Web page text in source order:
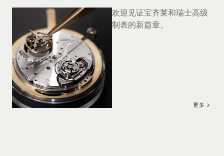
欢迎见证宝齐莱和瑞士高级
制表的新篇章。
更多